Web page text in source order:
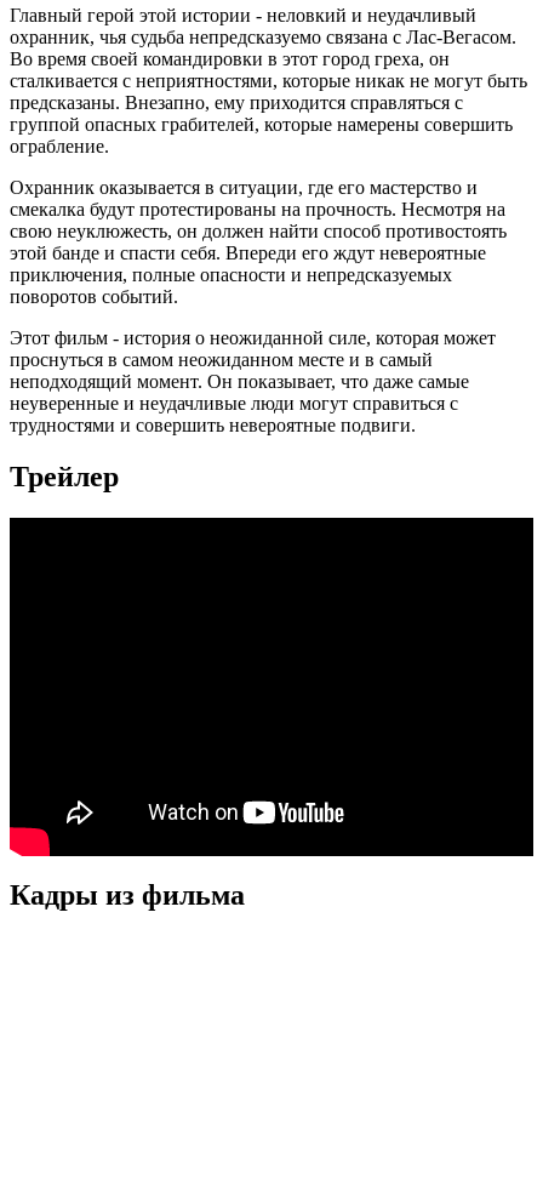
Главный герой этой истории - неловкий и неудачливый
охранник, чья судьба непредсказуемо связана с Лас-Вегасом.
Во время своей командировки в этот город греха, он
сталкивается с неприятностями, которые никак не могут быть
предсказаны. Внезапно, ему приходится справляться с
группой опасных грабителей, которые намерены совершить
ограбление.
Охранник оказывается в ситуации, где его мастерство и
смекалка будут протестированы на прочность. Несмотря на
свою неуклюжесть, он должен найти способ противостоять
этой банде и спасти себя. Впереди его ждут невероятные
приключения, полные опасности и непредсказуемых
поворотов событий.
Этот фильм - история о неожиданной силе, которая может
проснуться в самом неожиданном месте и в самый
неподходящий момент. Он показывает, что даже самые
неуверенные и неудачливые люди могут справиться с
трудностями и совершить невероятные подвиги.
Трейлер
Кадры из фильмa